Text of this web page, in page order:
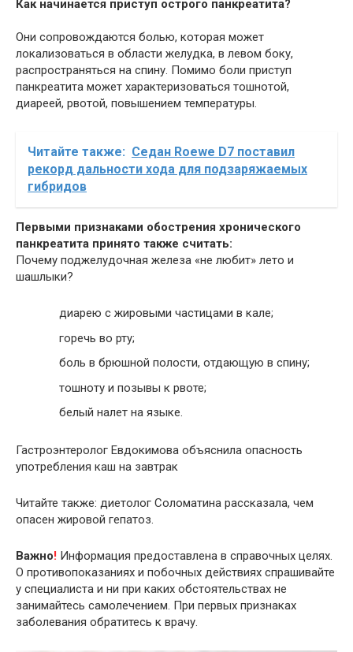
Как начинается приступ острого панкреатита?
Они сопровождаются болью, которая может
локализоваться в области желудка, в левом боку,
распространяться на спину. Помимо боли приступ
панкреатита может характеризоваться тошнотой,
диареей, рвотой, повышением температуры.
Читайте также: Седан Roewe D7 поставил
рекорд дальности хода для подзаряжаемых
гибридов
Первыми признаками обострения хронического
панкреатита принято также считать:
Почему поджелудочная железа «не любит» лето и
шашлыки?
диарею с жировыми частицами в кале;
горечь во рту;
боль в брюшной полости, отдающую в спину;
тошноту и позывы к рвоте;
белый налет на языке.
Гастроэнтеролог Евдокимова объяснила опасность
употребления каш на завтрак
Читайте также: диетолог Соломатина рассказала, чем
опасен жировой гепатоз.
Важно! Информация предоставлена в справочных целях.
О противопоказаниях и побочных действиях спрашивайте
у специалиста и ни при каких обстоятельствах не
занимайтесь самолечением. При первых признаках
заболевания обратитесь к врачу.